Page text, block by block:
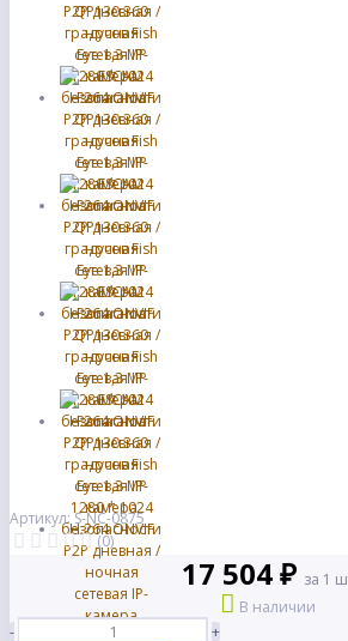
Артикул: S-NC-0875
(0)
17 504 ₽ за 1
В наличии
-
+